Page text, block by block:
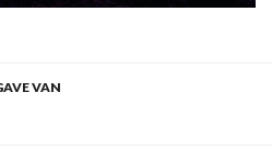
VAN